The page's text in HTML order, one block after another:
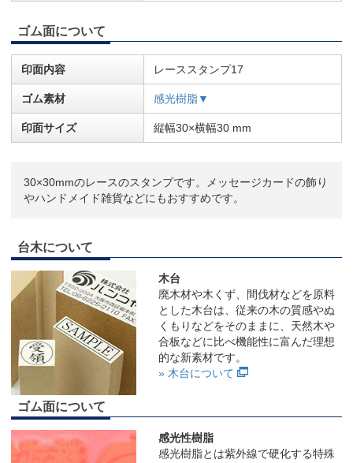
ゴム面について
印面内容 レーススタンプ17
ゴム素材 感光樹脂▼
印面サイズ 縦幅30×横幅30 mm
30×30mmのレースのスタンプです。メッセージカードの飾り
やハンドメイド雑貨などにもおすすめです。
台木について
木台
廃木材や木くず、間伐材などを原料
とした木台は、従来の木の質感やぬ
くもりなどをそのままに、天然木や
合板などに比べ機能性に富んだ理想
的な新素材です。
» 木台について
ゴム面について
感光性樹脂
感光樹脂とは紫外線で硬化する特殊